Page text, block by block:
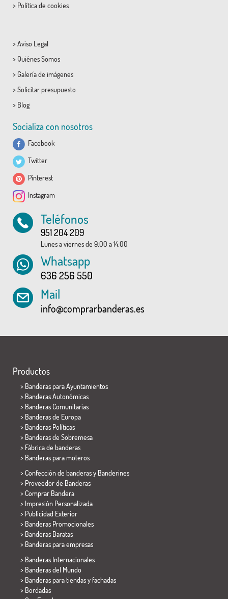
> Política de cookies
> Aviso Legal
> Quiénes Somos
> Galería de imágenes
> Solicitar presupuesto
> Blog
Socializa con nosotros
Facebook
Twitter
Pinterest
Instagram
Teléfonos
951 204 209
Lunes a viernes de 9:00 a 14:00
Whatsapp
636 256 550
Mail
info@comprarbanderas.es
Productos
> Banderas para Ayuntamientos
> Banderas Autonómicas
> Banderas Comunitarias
> Banderas de Europa
> Banderas Políticas
> Banderas de Sobremesa
> Fábrica de banderas
> Banderas para moteros
> Confección de banderas y Banderines
> Proveedor de Banderas
> Comprar Bandera
> Impresión Personalizada
> Publicidad Exterior
> Banderas Promocionales
> Banderas Baratas
> Banderas para empresas
> Banderas Internacionales
> Banderas del Mundo
> Banderas para tiendas y fachadas
> Bordadas